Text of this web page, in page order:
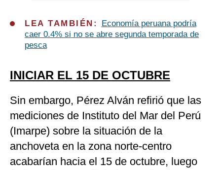
LEA TAMBIÉN:
Economía peruana podría
caer 0.4% si no se abre segunda temporada de
pesca
INICIAR EL 15 DE OCTUBRE
Sin embargo, Pérez Alván refirió que las
mediciones de Instituto del Mar del Perú
(Imarpe) sobre la situación de la
anchoveta en la zona norte-centro
acabarían hacia el 15 de octubre, luego